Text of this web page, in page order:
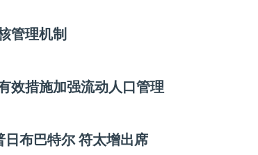
管理机制
效措施加强流动人口管理
日布巴特尔 符太增出席